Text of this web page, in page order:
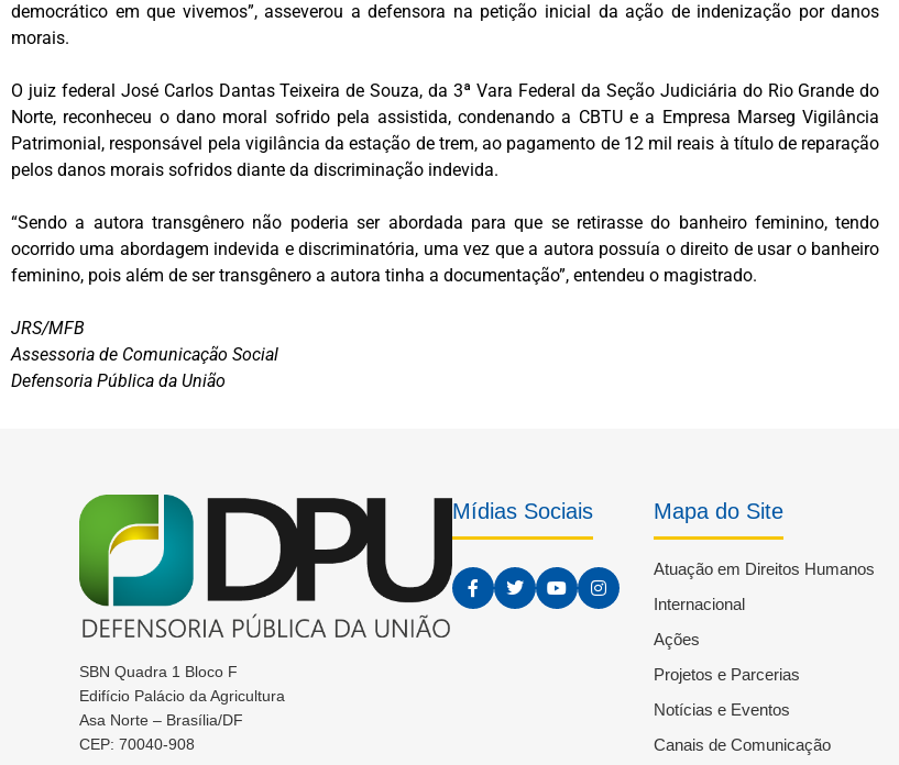
democrático em que vivemos”, asseverou a defensora na petição inicial da ação de indenização por danos
morais.
O juiz federal José Carlos Dantas Teixeira de Souza, da 3ª Vara Federal da Seção Judiciária do Rio Grande do
Norte, reconheceu o dano moral sofrido pela assistida, condenando a CBTU e a Empresa Marseg Vigilância
Patrimonial, responsável pela vigilância da estação de trem, ao pagamento de 12 mil reais à título de reparação
pelos danos morais sofridos diante da discriminação indevida.
“Sendo a autora transgênero não poderia ser abordada para que se retirasse do banheiro feminino, tendo
ocorrido uma abordagem indevida e discriminatória, uma vez que a autora possuía o direito de usar o banheiro
feminino, pois além de ser transgênero a autora tinha a documentação”, entendeu o magistrado.
JRS/MFB
Assessoria de Comunicação Social
Defensoria Pública da União
SBN Quadra 1 Bloco F
Edifício Palácio da Agricultura
Asa Norte – Brasília/DF
CEP: 70040-908
Mídias Sociais Mapa do Site
Atuação em Direitos Humanos
Internacional
Ações
Projetos e Parcerias
Notícias e Eventos
Canais de Comunicação